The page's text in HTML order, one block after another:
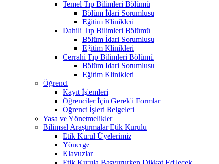
Temel Tıp Bilimleri Bölümü
Bölüm İdari Sorumlusu
Eğitim Klinikleri
Dahili Tıp Bilimleri Bölümü
Bölüm İdari Sorumlusu
Eğitim Klinikleri
Cerrahi Tıp Bilimleri Bölümü
Bölüm İdari Sorumlusu
Eğitim Klinikleri
Öğrenci
Kayıt İşlemleri
Öğrenciler İçin Gerekli Formlar
Öğrenci İşleri Belgeleri
Yasa ve Yönetmelikler
Bilimsel Araştırmalar Etik Kurulu
Etik Kurul Üyelerimiz
Yönerge
Klavuzlar
Etik Kurula Başvururken Dikkat Edilecek